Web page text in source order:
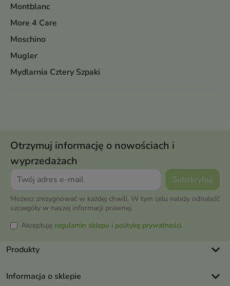
Montblanc
More 4 Care
Moschino
Mugler
Mydlarnia Cztery Szpaki
Otrzymuj informację o nowościach i
wyprzedażach
Możesz zrezygnować w każdej chwili. W tym celu należy odnaleźć
szczegóły w naszej informacji prawnej.
Akceptuję regulamin sklepu i politykę prywatności.
Produkty keyboard_arrow_down
Informacja o sklepie keyboard_arrow_down